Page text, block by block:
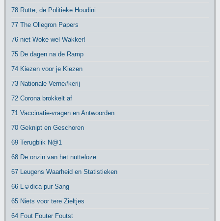
78 Rutte, de Politieke Houdini
77 The Ollegron Papers
76 niet Woke wel Wakker!
75 De dagen na de Ramp
74 Kiezen voor je Kiezen
73 Nationale Verne#kerij
72 Corona brokkelt af
71 Vaccinatie-vragen en Antwoorden
70 Geknipt en Geschoren
69 Terugblik N@1
68 De onzin van het nutteloze
67 Leugens Waarheid en Statistieken
66 L☺dica pur Sang
65 Niets voor tere Zieltjes
64 Fout Fouter Foutst